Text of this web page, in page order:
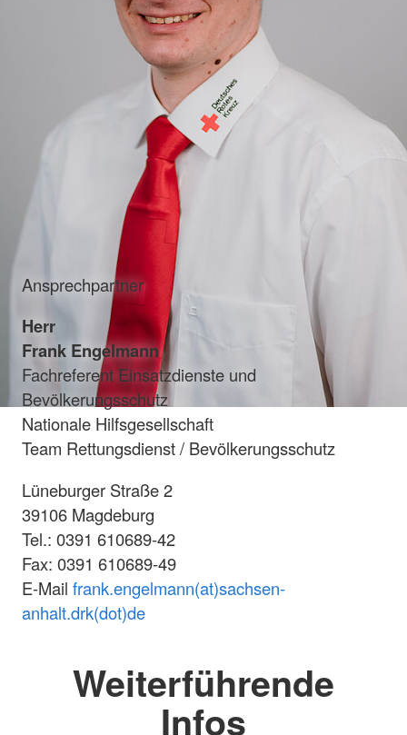
Ansprechpartner
Herr
Frank Engelmann
Fachreferent Einsatzdienste und
Bevölkerungsschutz
Nationale Hilfsgesellschaft
Team Rettungsdienst / Bevölkerungsschutz
Lüneburger Straße 2
39106 Magdeburg
Tel.: 0391 610689-42
Fax: 0391 610689-49
E-Mail frank.engelmann(at)sachsen-
anhalt.drk(dot)de
Weiterführende
Infos